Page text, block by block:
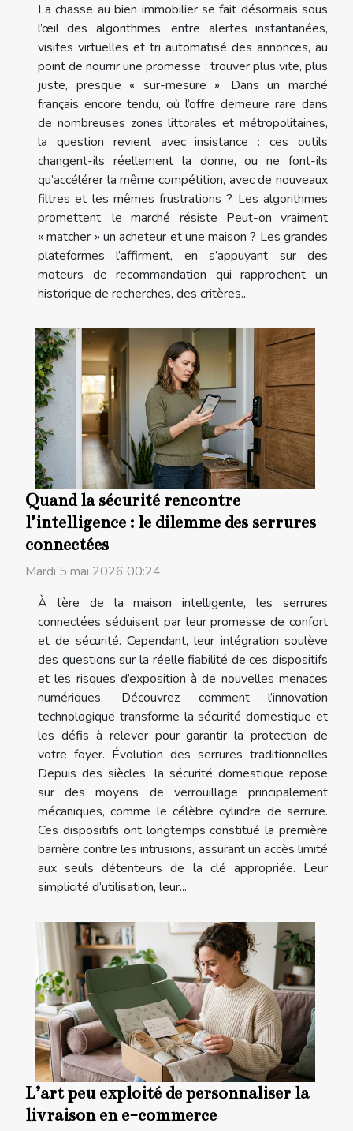
La chasse au bien immobilier se fait désormais sous
l’œil des algorithmes, entre alertes instantanées,
visites virtuelles et tri automatisé des annonces, au
point de nourrir une promesse : trouver plus vite, plus
juste, presque « sur-mesure ». Dans un marché
français encore tendu, où l’offre demeure rare dans
de nombreuses zones littorales et métropolitaines,
la question revient avec insistance : ces outils
changent-ils réellement la donne, ou ne font-ils
qu’accélérer la même compétition, avec de nouveaux
filtres et les mêmes frustrations ? Les algorithmes
promettent, le marché résiste Peut-on vraiment
« matcher » un acheteur et une maison ? Les grandes
plateformes l’affirment, en s’appuyant sur des
moteurs de recommandation qui rapprochent un
historique de recherches, des critères...
Quand la sécurité rencontre
l’intelligence : le dilemme des serrures
connectées
Mardi 5 mai 2026 00:24
À l’ère de la maison intelligente, les serrures
connectées séduisent par leur promesse de confort
et de sécurité. Cependant, leur intégration soulève
des questions sur la réelle fiabilité de ces dispositifs
et les risques d’exposition à de nouvelles menaces
numériques. Découvrez comment l’innovation
technologique transforme la sécurité domestique et
les défis à relever pour garantir la protection de
votre foyer. Évolution des serrures traditionnelles
Depuis des siècles, la sécurité domestique repose
sur des moyens de verrouillage principalement
mécaniques, comme le célèbre cylindre de serrure.
Ces dispositifs ont longtemps constitué la première
barrière contre les intrusions, assurant un accès limité
aux seuls détenteurs de la clé appropriée. Leur
simplicité d’utilisation, leur...
L’art peu exploité de personnaliser la
livraison en e-commerce